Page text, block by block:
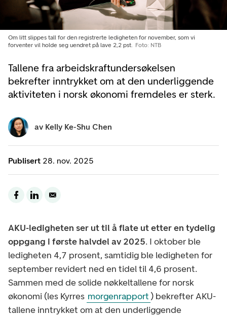
Tallene fra arbeidskraftundersøkelsen
bekrefter inntrykket om at den underliggende
aktiviteten i norsk økonomi fremdeles er sterk.
Om litt slippes tall for den registrerte ledigheten for november, som vi
forventer vil holde seg uendret på lave 2,2 pst.
Foto: NTB
Publisert 28. nov. 2025
av Kelly Ke-Shu Chen
AKU-ledigheten ser ut til å flate ut etter en tydelig
oppgang i første halvdel av 2025. I oktober ble
ledigheten 4,7 prosent, samtidig ble ledigheten for
september revidert ned en tidel til 4,6 prosent.
Sammen med de solide nøkkeltallene for norsk
økonomi (les Kyrres morgenrapport ) bekrefter AKU-
tallene inntrykket om at den underliggende